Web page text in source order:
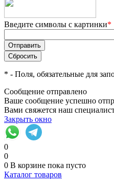
Введите символы с картинки*
* - Поля, обязательные для
Сообщение отправлено
Ваше сообщение успешно
Вами свяжется наш
Закрыть окно
0
0
0 В корзине пока пусто
Каталог товаров